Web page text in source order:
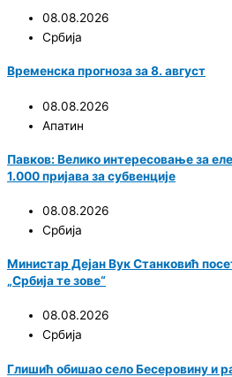
08.08.2026
Србија
Временска прогноза за 8. август
08.08.2026
Апатин
Павков: Велико интересовање за
1.000 пријава за субвенције
08.08.2026
Србија
Министар Дејан Вук Станковић
„Србија те зове“
08.08.2026
Србија
Глишић обишао село Бесеровину и